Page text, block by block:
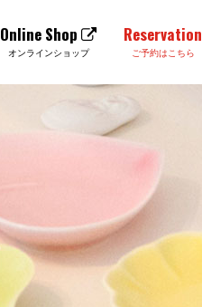
Online Shop
オンラインショップ
Reservation
ご予約はこちら